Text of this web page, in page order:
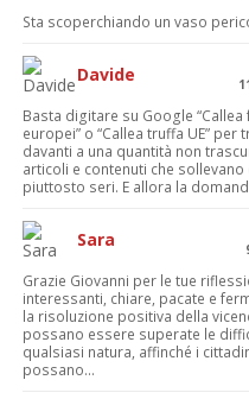
Sta scoperchiando un vaso
Davide
Basta digitare su Google “Callea
europei” o “Callea truffa UE” per
davanti a una quantità non
articoli e contenuti che
piuttosto seri. E allora la
Sara
Grazie Giovanni per le tue
interessanti, chiare, pacate e
la risoluzione positiva della
possano essere superate le
qualsiasi natura, affinché i
possano...